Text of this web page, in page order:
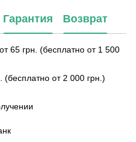
Гарантия Возврат
65 грн. (бесплатно от 1 500
от 2 000 грн.)